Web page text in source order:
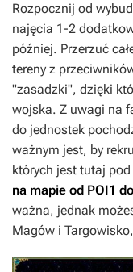
Rozpocznij od
najęcia 1-2
później. Przerzuć
tereny z
"zasadzki", dzięki
wojska. Z uwagi na
do jednostek
ważnym jest, by
których jest tutaj
na mapie od POI1
ważna, jednak
Magów i